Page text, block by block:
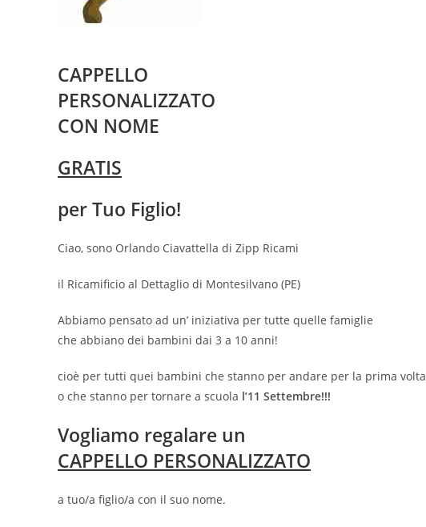
CAPPELLO
PERSONALIZZATO
CON NOME
GRATIS
per Tuo Figlio!
Ciao, sono Orlando Ciavattella di Zipp Ricami
il Ricamificio al Dettaglio di Montesilvano (PE)
Abbiamo pensato ad un’ iniziativa per tutte quelle famiglie
che abbiano dei bambini dai 3 a 10 anni!
cioè per tutti quei bambini che stanno per andare per la prima volta
o che stanno per tornare a scuola l’11 Settembre!!!
Vogliamo regalare un
CAPPELLO PERSONALIZZATO
a tuo/a figlio/a con il suo nome.